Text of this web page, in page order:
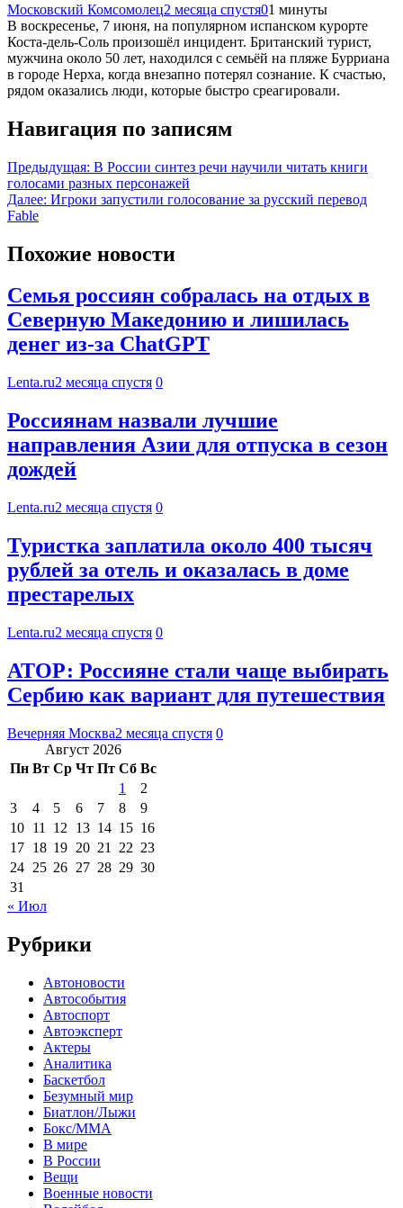
Московский Комсомолец2 месяца спустя01 минуты
В воскресенье, 7 июня, на популярном испанском курорте
Коста-дель-Соль произошёл инцидент. Британский турист,
мужчина около 50 лет, находился с семьёй на пляже Бурриана
в городе Нерха, когда внезапно потерял сознание. К счастью,
рядом оказались люди, которые быстро среагировали.
Навигация по записям
Предыдущая: В России синтез речи научили читать книги
голосами разных персонажей
Далее: Игроки запустили голосование за русский перевод
Fable
Похожие новости
Семья россиян собралась на отдых в
Северную Македонию и лишилась
денег из-за ChatGPT
Lenta.ru2 месяца спустя 0
Россиянам назвали лучшие
направления Азии для отпуска в сезон
дождей
Lenta.ru2 месяца спустя 0
Туристка заплатила около 400 тысяч
рублей за отель и оказалась в доме
престарелых
Lenta.ru2 месяца спустя 0
АТОР: Россияне стали чаще выбирать
Сербию как вариант для путешествия
Вечерняя Москва2 месяца спустя 0
Август 2026
Пн Вт Ср Чт Пт Сб Вс
1
2
3
4 5 6 7 8
9
10 11 12 13 14 15 16
17 18 19 20 21 22 23
24 25 26 27 28 29 30
31
« Июл
Рубрики
Автоновости
Автособытия
Автоспорт
Автоэксперт
Актеры
Аналитика
Баскетбол
Безумный мир
Биатлон/Лыжи
Бокс/MMA
В мире
В России
Вещи
Военные новости